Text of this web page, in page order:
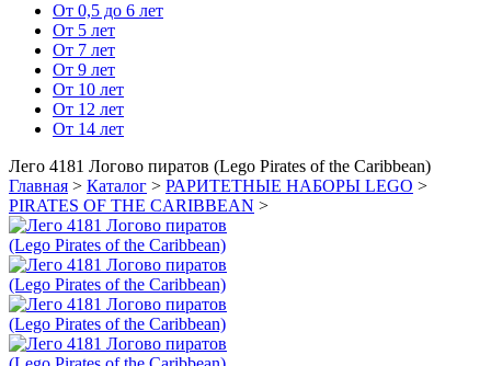
От 0,5 до 6 лет
От 5 лет
От 7 лет
От 9 лет
От 10 лет
От 12 лет
От 14 лет
Лего 4181 Логово пиратов (Lego Pirates of the Caribbean)
Главная > Каталог > РАРИТЕТНЫЕ НАБОРЫ LEGO >
PIRATES OF THE CARIBBEAN >